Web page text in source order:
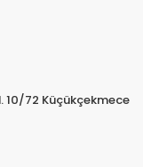
10/72 Küçükçekmece